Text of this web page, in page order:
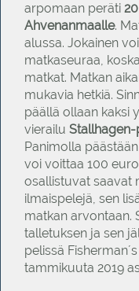
arpomaan peräti
Ahvenanmaalle.
alussa. Jokainen
matkaseuraa,
matkat. Matkan
mukavia hetkiä.
päällä ollaan kaksi
vierailu Stallhagen-
Panimolla
voi voittaa 100
osallistuvat saavat
ilmaispelejä, sen
matkan arvontaan.
talletuksen ja sen
pelissä
tammikuuta 2019